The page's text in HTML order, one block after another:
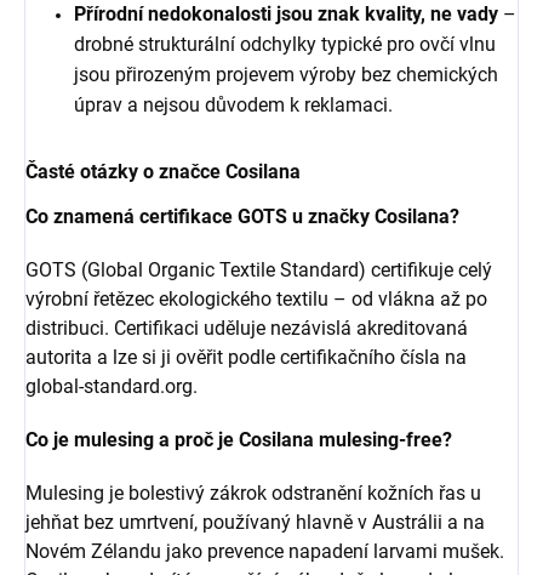
Přírodní nedokonalosti jsou znak kvality, ne vady –
drobné strukturální odchylky typické pro ovčí vlnu
jsou přirozeným projevem výroby bez chemických
úprav a nejsou důvodem k reklamaci.
Časté otázky o značce Cosilana
Co znamená certifikace GOTS u značky Cosilana?
GOTS (Global Organic Textile Standard) certifikuje celý
výrobní řetězec ekologického textilu – od vlákna až po
distribuci. Certifikaci uděluje nezávislá akreditovaná
autorita a lze si ji ověřit podle certifikačního čísla na
global-standard.org.
Co je mulesing a proč je Cosilana mulesing-free?
Mulesing je bolestivý zákrok odstranění kožních řas u
jehňat bez umrtvení, používaný hlavně v Austrálii a na
Novém Zélandu jako prevence napadení larvami mušek.